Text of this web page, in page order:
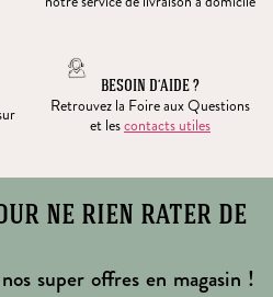
BESOIN D’AIDE ?
Retrouvez la Foire aux Questions
et lescontacts utiles
ne rien rater de
super offres en magasin !